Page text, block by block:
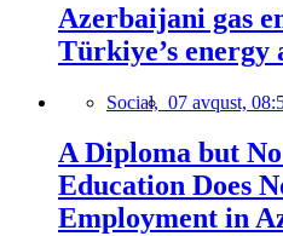
Azerbaijani gas
Türkiye’s
Social, 07 avqust,
A Diploma but
Education Does
Employment in